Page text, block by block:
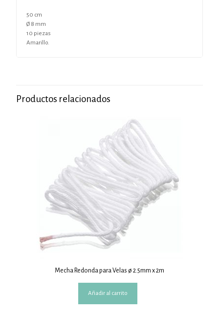
50 cm
Ø 8 mm
10 piezas
Amarillo.
Productos relacionados
Mecha Redonda para Velas ø 2.5mm x 2m
Añadir al carrito